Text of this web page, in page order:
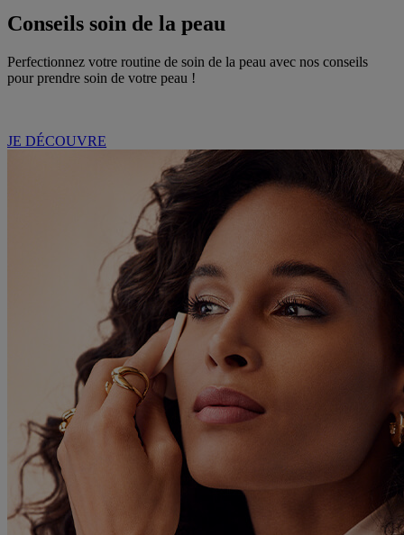
Conseils soin de la peau
Perfectionnez votre routine de soin de la peau avec nos conseils
pour prendre soin de votre peau !
JE DÉCOUVRE